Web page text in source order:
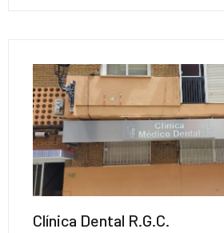
Clínica Dental R.G.C.